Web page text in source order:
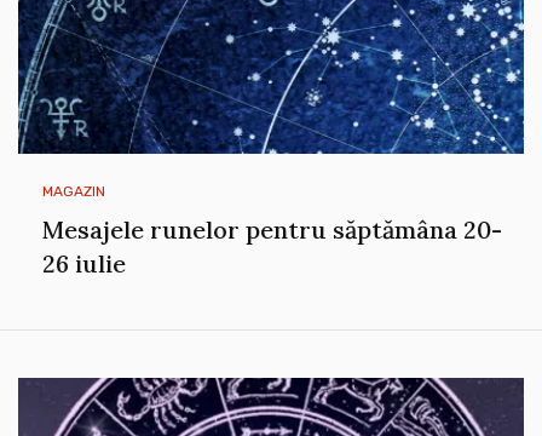
MAGAZIN
Mesajele runelor pentru săptămâna 20-
26 iulie